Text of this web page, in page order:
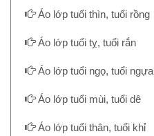
Áo lớp tuổi thìn, tuổi rồng
Áo lớp tuổi tỵ, tuổi rắn
Áo lớp tuổi ngọ, tuổi ngựa
Áo lớp tuổi mùi, tuổi dê
Áo lớp tuổi thân, tuổi khỉ